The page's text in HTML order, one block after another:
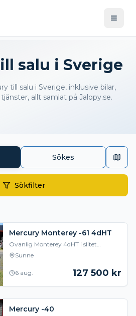
salu i Sverige
till salu i Sverige, inklusive bilar,
allt samlat på Jalopy.se.
Sökes
Sökfilter
Mercury Monterey -61 4dHT
Ovanlig Monterey 4dHT i slitet
bruksskick. Troligen enda i Sverige
enligt de som vet. 352:a 2-port som
har fått nya pack
Sunne
6 aug. 127 500 kr
Mercury -40